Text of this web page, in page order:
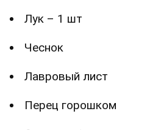
Лук – 1 шт
Чеснок
Лавровый лист
Перец горошком